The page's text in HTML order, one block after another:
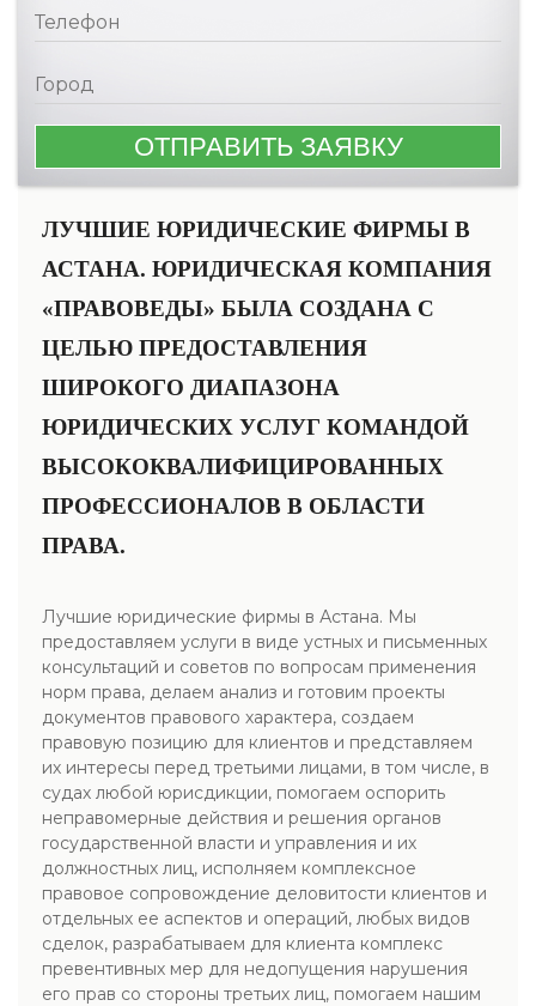
ЛУЧШИЕ ЮРИДИЧЕСКИЕ ФИРМЫ В
АСТАНА. ЮРИДИЧЕСКАЯ КОМПАНИЯ
«ПРАВОВЕДЫ» БЫЛА СОЗДАНА С
ЦЕЛЬЮ ПРЕДОСТАВЛЕНИЯ
ШИРОКОГО ДИАПАЗОНА
ЮРИДИЧЕСКИХ УСЛУГ КОМАНДОЙ
ВЫСОКОКВАЛИФИЦИРОВАННЫХ
ПРОФЕССИОНАЛОВ В ОБЛАСТИ
ПРАВА.
Лучшие юридические фирмы в Астана. Мы
предоставляем услуги в виде устных и письменных
консультаций и советов по вопросам применения
норм права, делаем анализ и готовим проекты
документов правового характера, создаем
правовую позицию для клиентов и представляем
их интересы перед третьими лицами, в том числе, в
судах любой юрисдикции, помогаем оспорить
неправомерные действия и решения органов
государственной власти и управления и их
должностных лиц, исполняем комплексное
правовое сопровождение деловитости клиентов и
отдельных ее аспектов и операций, любых видов
сделок, разрабатываем для клиента комплекс
превентивных мер для недопущения нарушения
его прав со стороны третьих лиц, помогаем нашим